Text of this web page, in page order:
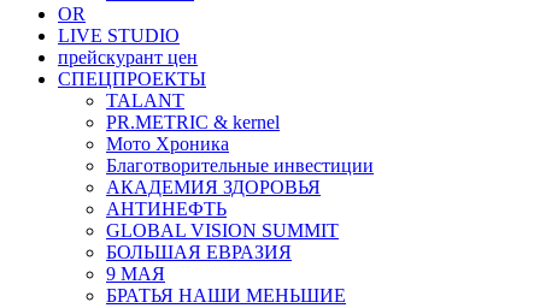
OR
LIVE STUDIO
прейскурант цен
СПЕЦПРОЕКТЫ
TALANT
PR.METRIC & kernel
Мото Хроника
Благотворительные инвестиции
АКАДЕМИЯ ЗДОРОВЬЯ
АНТИНЕФТЬ
GLOBAL VISION SUMMIT
БОЛЬШАЯ ЕВРАЗИЯ
9 МАЯ
БРАТЬЯ НАШИ МЕНЬШИЕ